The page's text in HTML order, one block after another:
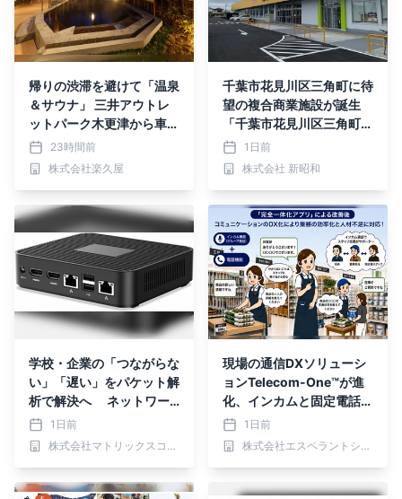
帰りの渋滞を避けて「温泉
＆サウナ」 三井アウトレ
ットパーク木更津から車で
約5分 湯舞音 袖ケ浦店
が夏フェアメニューを提供
23時間前
株式会社楽久屋
千葉市花見川区三角町に待
望の複合商業施設が誕生
「千葉市花見川区三角町
複合商業施設」 2026年8
月6日(木) グランドオープ
ン
1日前
株式会社 新昭和
学校・企業の「つながらな
い」「遅い」をパケット解
析で解決へ ネットワー
ク障害診断サービス「Son
arman」の一般販売を開
始
1日前
株式会社マトリックスコミュニケーションズ
現場の通信DXソリューシ
ョンTelecom-One™が進
化、インカムと固定電話の
機能を1つに統合した「完
全一体化アプリ」を提供開
始
1日前
株式会社エスペラントシステム